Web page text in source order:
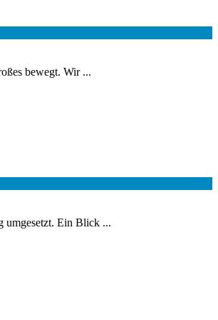
bewegt. Wir ...
umgesetzt. Ein Blick ...